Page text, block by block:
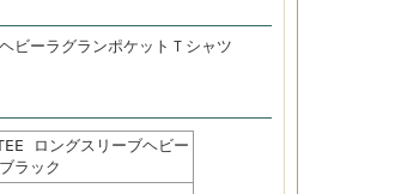
ビーラグランポケットＴシャツ
ロングスリーブヘビー
ラック